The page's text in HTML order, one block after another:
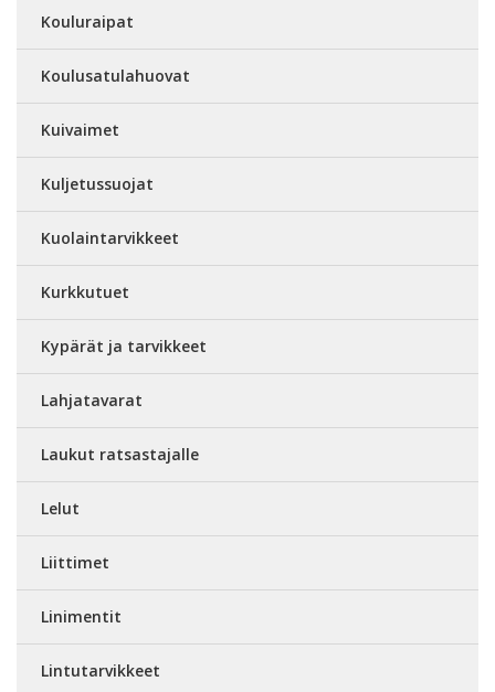
Kouluraipat
Koulusatulahuovat
Kuivaimet
Kuljetussuojat
Kuolaintarvikkeet
Kurkkutuet
Kypärät ja tarvikkeet
Lahjatavarat
Laukut ratsastajalle
Lelut
Liittimet
Linimentit
Lintutarvikkeet